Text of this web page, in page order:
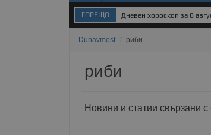
ГОРЕЩО Дневен хороскоп за 8
Dunavmost риби
риби
Новини и статии свързани с